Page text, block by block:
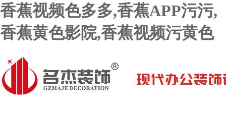
香蕉视频色多多,香蕉APP污污,
香蕉黄色影院,香蕉视频污黄色